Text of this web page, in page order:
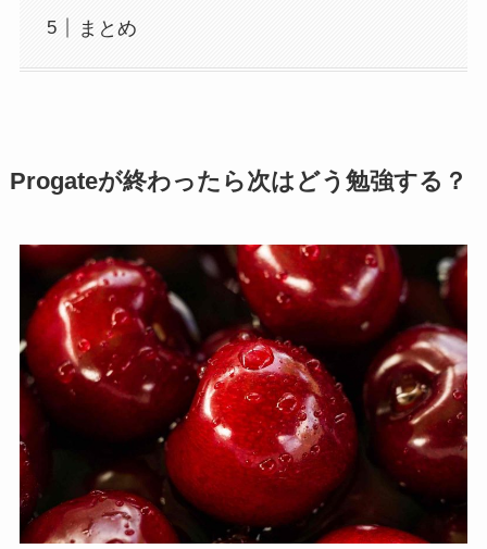
まとめ
Progateが終わったら次はどう勉強する？